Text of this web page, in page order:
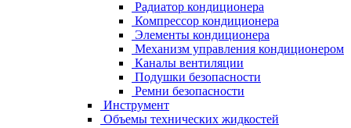
Радиатор кондиционера
Компрессор кондиционера
Элементы кондиционера
Механизм управления кондиционером
Каналы вентиляции
Подушки безопасности
Ремни безопасности
Инструмент
Объемы технических жидкостей